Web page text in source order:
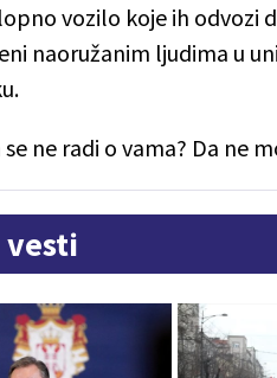
vozilo koje ih odvozi
naoružanim ljudima u
ne radi o vama? Da ne
vesti